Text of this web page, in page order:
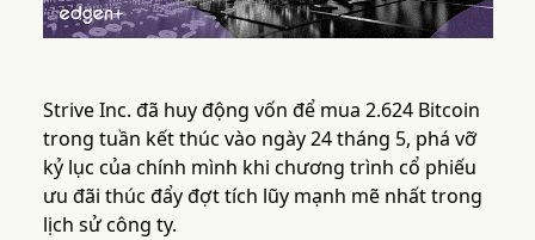
Strive Inc. đã huy động vốn để mua 2.624 Bitcoin
trong tuần kết thúc vào ngày 24 tháng 5, phá vỡ
kỷ lục của chính mình khi chương trình cổ phiếu
ưu đãi thúc đẩy đợt tích lũy mạnh mẽ nhất trong
lịch sử công ty.